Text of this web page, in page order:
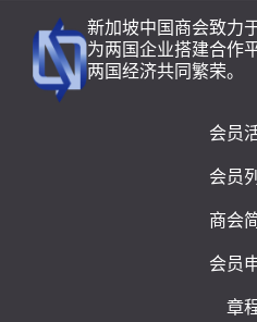
新加坡中国商会致力
为两国企业搭建合作
两国经济共同繁荣。
会员
会员
商会
会员
章